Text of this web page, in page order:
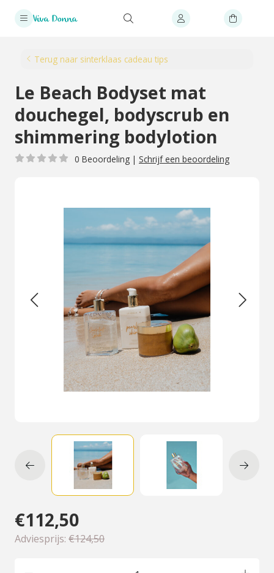
Terug naar sinterklaas cadeau tips
Le Beach Bodyset mat
douchegel, bodyscrub en
shimmering bodylotion
0 Beoordeling | Schrijf een beoordeling
€112,50
Adviesprijs: €124,50